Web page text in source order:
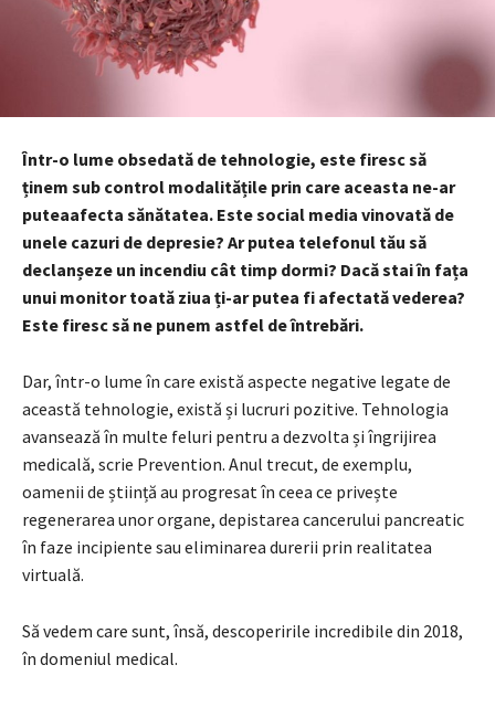
Într-o lume obsedată de tehnologie, este firesc să
ținem sub control modalitățile prin care aceasta ne-ar
puteaafecta sănătatea. Este social media vinovată de
unele cazuri de depresie? Ar putea telefonul tău să
declanșeze un incendiu cât timp dormi? Dacă stai în fața
unui monitor toată ziua ți-ar putea fi afectată vederea?
Este firesc să ne punem astfel de întrebări.
Dar, într-o lume în care există aspecte negative legate de
această tehnologie, există și lucruri pozitive. Tehnologia
avansează în multe feluri pentru a dezvolta și îngrijirea
medicală, scrie Prevention. Anul trecut, de exemplu,
oamenii de știință au progresat în ceea ce privește
regenerarea unor organe, depistarea cancerului pancreatic
în faze incipiente sau eliminarea durerii prin realitatea
virtuală.
Să vedem care sunt, însă, descoperirile incredibile din 2018,
în domeniul medical.